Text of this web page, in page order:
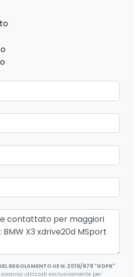
elettrico
colori
/ tirefit
REGOLAMENTO UE N. 2016/679 "GDPR"
utilizzati esclusivamente per